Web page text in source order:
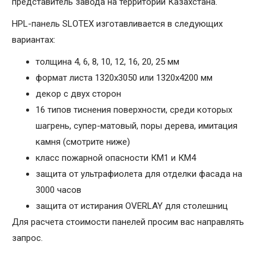
HPL-панель SLOTEX изготавливается в следующих
вариантах:
толщина 4, 6, 8, 10, 12, 16, 20, 25 мм
формат листа 1320х3050 или 1320х4200 мм
декор с двух сторон
16 типов тиснения поверхности, среди которых
шагрень, супер-матовый, поры дерева, имитация
камня (смотрите ниже)
класс пожарной опасности КМ1 и КМ4
защита от ультрафиолета для отделки фасада на
3000 часов
защита от истирания OVERLAY для столешниц
Для расчета стоимости панелей просим вас направлять
запрос.